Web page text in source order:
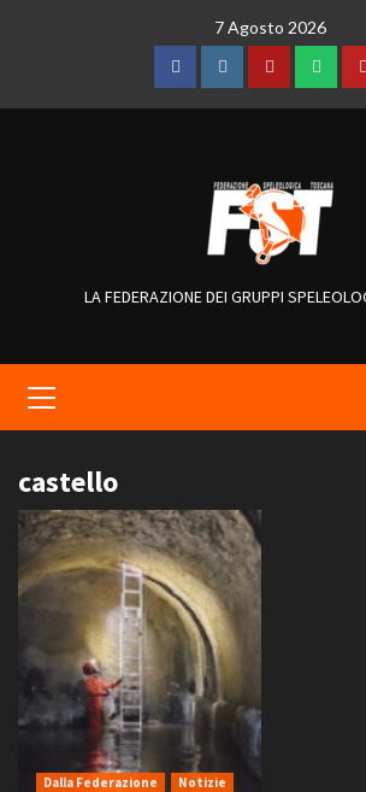
7 Agosto 2026
FacebookInstagramTelegram
LA FEDERAZIONE DEI GRUPPI
Menu
castello
Dalla Federazione Notizie